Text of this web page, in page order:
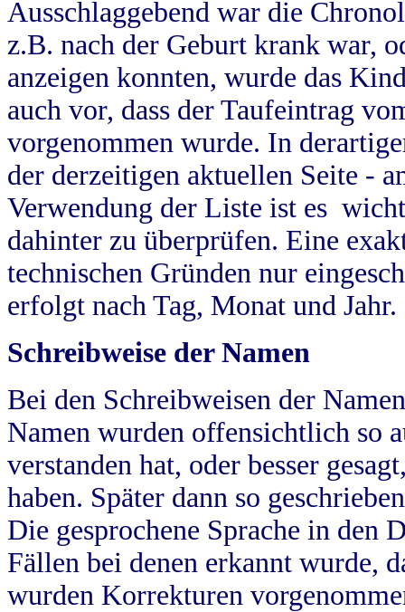
Ausschlaggebend war die
z.B. nach der Geburt krank war,
anzeigen konnten, wurde das
auch vor, dass der Taufeintrag
vorgenommen wurde. In
der derzeitigen aktuellen Seite -
Verwendung der Liste ist es
dahinter zu überprüfen. Eine
technischen Gründen nur
erfolgt nach Tag, Monat und Jahr.
Schreibweise der Namen
Bei den Schreibweisen der
Namen wurden offensichtlich so
verstanden hat, oder besser
haben. Später dann so
Die gesprochene Sprache in
Fällen bei denen erkannt wurde,
wurden Korrekturen